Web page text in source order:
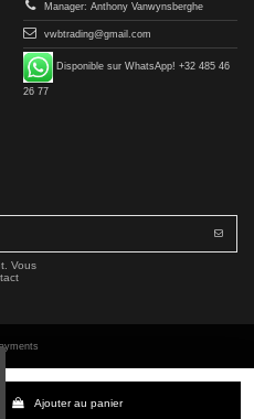
Ajouter au panier
Manager: Anthony Vanwynsberghe
vwbtrading@gmail.com
Disponible sur WhatsApp! +32 485 46
26 77
Vous
BV. All rights reserved.
Benz Group AG, ni autorisée ou approuvée